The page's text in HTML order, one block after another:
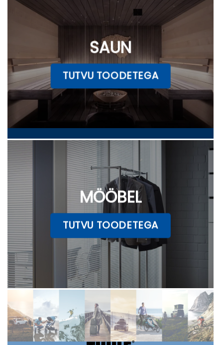
SAUN
TUTVU TOODETEGA
MÖÖBEL
TUTVU TOODETEGA